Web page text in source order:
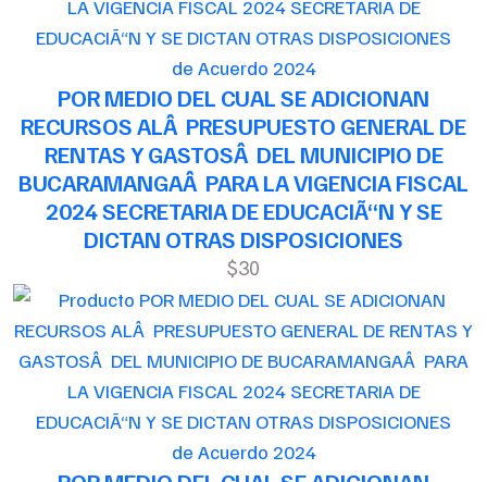
de Acuerdo 2024
POR MEDIO DEL CUAL SE ADICIONAN
RECURSOS ALÂ PRESUPUESTO GENERAL DE
RENTAS Y GASTOSÂ DEL MUNICIPIO DE
BUCARAMANGAÂ PARA LA VIGENCIA FISCAL
2024 SECRETARIA DE EDUCACIÃ“N Y SE
DICTAN OTRAS DISPOSICIONES
$30
de Acuerdo 2024